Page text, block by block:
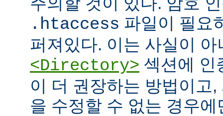
.htaccess 파일이 필요
퍼져있다. 이는 사실이
<Directory> 섹션에 인
이 더 권장하는 방법이고
을 수정할 수 없는 경우